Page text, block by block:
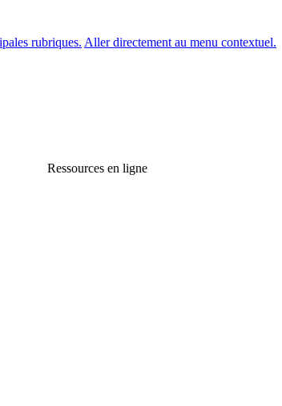
rubriques. Aller directement au menu contextuel.
Ressources en ligne